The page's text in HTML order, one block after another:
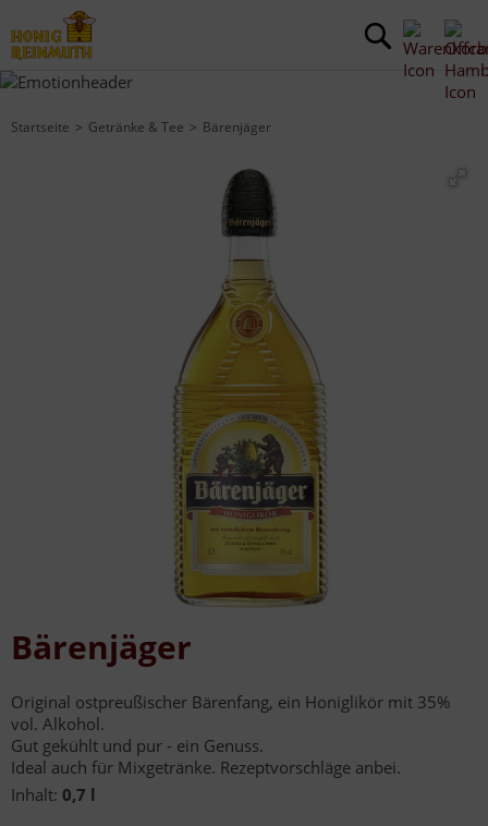
Startseite Getränke & Tee Bärenjäger
Bärenjäger
Original ostpreußischer Bärenfang, ein Honiglikör mit 35%
vol. Alkohol.
Gut gekühlt und pur - ein Genuss.
Ideal auch für Mixgetränke. Rezeptvorschläge anbei.
Inhalt: 0,7 l